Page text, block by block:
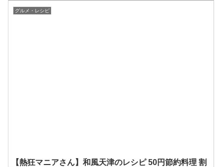
をまとめます。まとめ今回の記事では、2025年1月11日のTBS系列
『熱狂マニア...
グルメ・レシピ
【熱狂マニアさん】和風天津のレシピ 50円節約料理 割